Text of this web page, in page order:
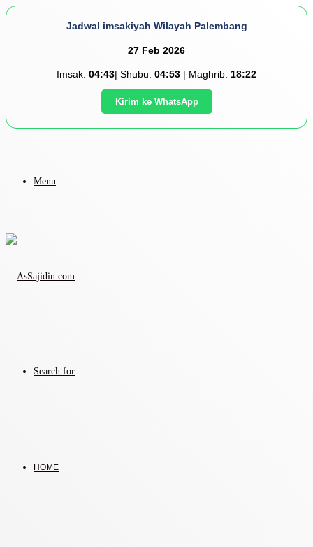
Jadwal imsakiyah Wilayah Palembang
27 Feb 2026
Imsak: 04:43| Shubu: 04:53 | Maghrib: 18:22
Kirim ke WhatsApp
Menu
Search for
HOME